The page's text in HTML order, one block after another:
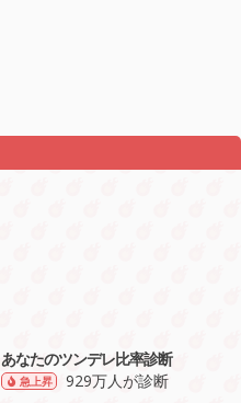
あなたのツンデレ比率診断
急上昇 929万人が診断